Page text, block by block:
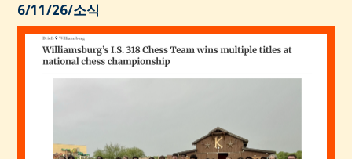
6/11/26/소식